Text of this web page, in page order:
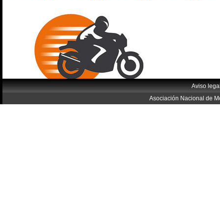
Aviso
Asociación Nacional de